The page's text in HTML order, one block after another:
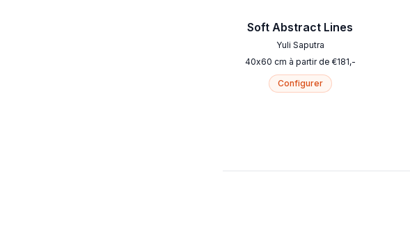
Soft Abstract Lines
Yuli Saputra
40x60 cm à partir de €181,-
Configurer